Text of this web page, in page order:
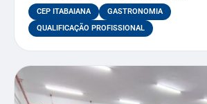
CEP ITABAIANA
GASTRONOMIA
QUALIFICAÇÃO PROFISSIONAL